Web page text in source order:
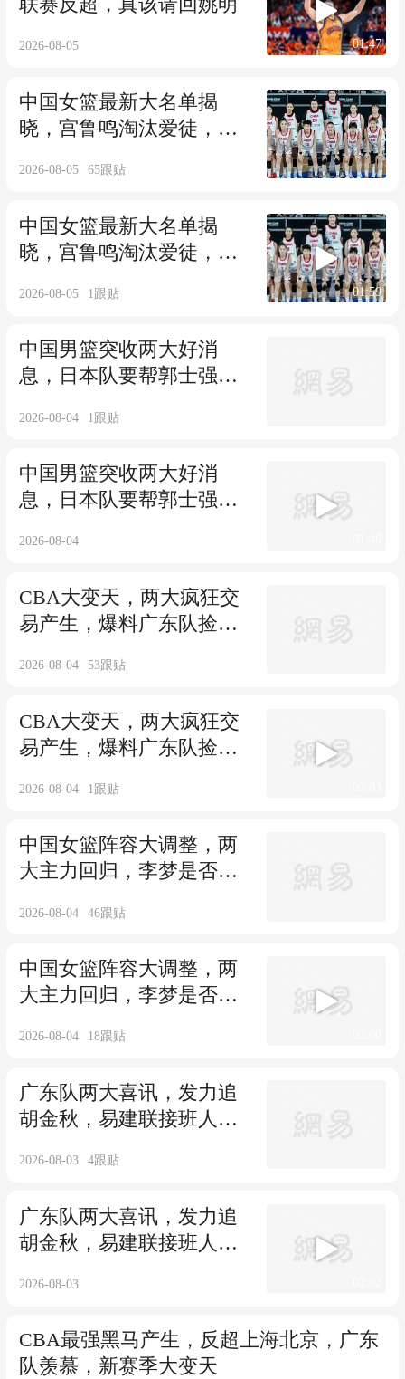
联赛反超，真该请回姚明
2026-08-05 01:47
中国女篮最新大名单揭
晓，宫鲁鸣淘汰爱徒，韩
2026-08-05 65跟贴
中国女篮最新大名单揭
晓，宫鲁鸣淘汰爱徒，韩
2026-08-05 1跟贴 01:59
中国男篮突收两大好消
息，日本队要帮郭士强晋
2026-08-04 1跟贴
中国男篮突收两大好消
息，日本队要帮郭士强晋
2026-08-04
CBA大变天，两大疯狂交
易产生，爆料广东队捡漏
2026-08-04 53跟贴
CBA大变天，两大疯狂交
易产生，爆料广东队捡漏
2026-08-04 1跟贴
中国女篮阵容大调整，两
大主力回归，李梦是否加
2026-08-04 46跟贴
中国女篮阵容大调整，两
大主力回归，李梦是否加
2026-08-04 18跟贴
广东队两大喜讯，发力追
胡金秋，易建联接班人加
2026-08-03 4跟贴
广东队两大喜讯，发力追
胡金秋，易建联接班人加
2026-08-03
CBA最强黑马产生，反超上海北京，广东
队羡慕，新赛季大变天